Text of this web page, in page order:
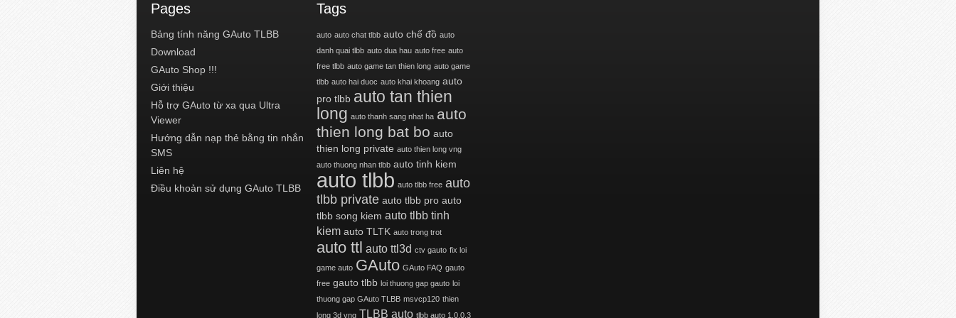
Pages
Bảng tính năng GAuto TLBB
Download
GAuto Shop !!!
Giới thiệu
Hỗ trợ GAuto từ xa qua Ultra
Viewer
Hướng dẫn nạp thẻ bằng tin nhắn
SMS
Liên hệ
Điều khoản sử dụng GAuto TLBB
Tags
auto auto chat tlbb auto chế đồ auto
danh quai tlbb auto dua hau auto free auto
free tlbb auto game tan thien long auto game
tlbb auto hai duoc auto khai khoang auto
pro tlbb auto tan thien
long auto thanh sang nhat ha auto
thien long bat bo auto
thien long private auto thien long vng
auto thuong nhan tlbb auto tinh kiem
auto tlbb auto tlbb free auto
tlbb private auto tlbb pro auto
tlbb song kiem auto tlbb tinh
kiem auto TLTK auto trong trot
auto ttl auto ttl3d ctv gauto fix loi
game auto GAuto GAuto FAQ gauto
free gauto tlbb loi thuong gap gauto loi
thuong gap GAuto TLBB msvcp120 thien
long 3d vng TLBB auto tlbb auto 1.0.0.3